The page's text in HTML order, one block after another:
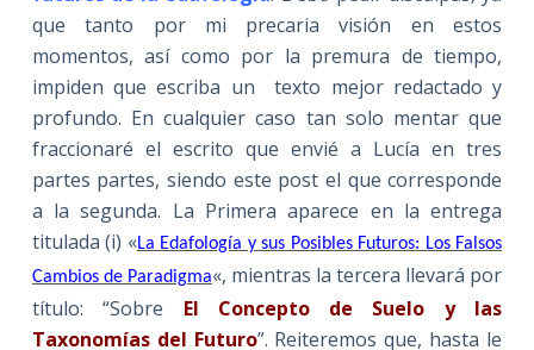
que tanto por mi precaria visión en estos
momentos, así como por la premura de tiempo,
impiden que escriba un texto mejor redactado y
profundo. En cualquier caso tan solo mentar que
fraccionaré el escrito que envié a Lucía en tres
partes partes, siendo este post el que corresponde
a la segunda. La Primera aparece en la entrega
titulada (i) «La Edafología y sus Posibles Futuros: Los Falsos
Cambios de Paradigma«, mientras la tercera llevará por
título: “Sobre El Concepto de Suelo y las
Taxonomías del Futuro”. Reiteremos que, hasta le